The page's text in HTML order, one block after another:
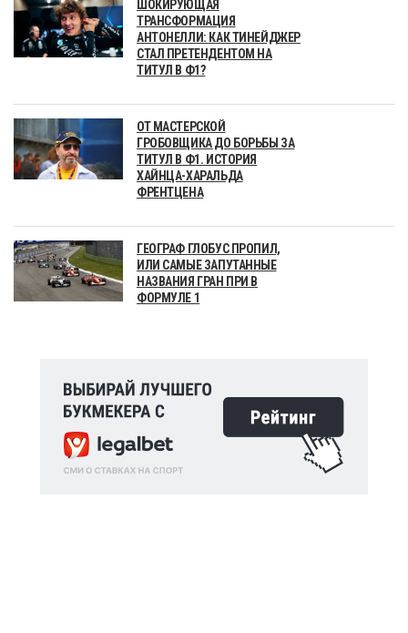
ШОКИРУЮЩАЯ
ТРАНСФОРМАЦИЯ
АНТОНЕЛЛИ: КАК ТИНЕЙДЖЕР
СТАЛ ПРЕТЕНДЕНТОМ НА
ТИТУЛ В Ф1?
ОТ МАСТЕРСКОЙ
ГРОБОВЩИКА ДО БОРЬБЫ ЗА
ТИТУЛ В Ф1. ИСТОРИЯ
ХАЙНЦА-ХАРАЛЬДА
ФРЕНТЦЕНА
ГЕОГРАФ ГЛОБУС ПРОПИЛ,
ИЛИ САМЫЕ ЗАПУТАННЫЕ
НАЗВАНИЯ ГРАН ПРИ В
ФОРМУЛЕ 1